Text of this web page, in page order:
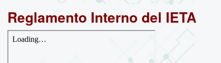
Reglamento Interno del IETA